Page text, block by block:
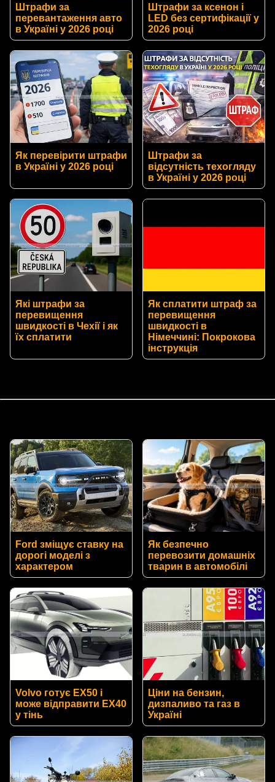
Штрафи за
перевантаження авто
в Україні у 2026 році
Штрафи за ксенон і
LED без сертифікації у
2026 році
Як перевірити штрафи
в Україні у 2026 році
Штрафи за
відсутність техогляду
в Україні у 2026 році
Які штрафи за
перевищення
швидкості в Чехії і як
їх сплатити
Як сплатити штраф за
перевищення
швидкості в
Німеччині: Покрокова
інструкція
Ford зміщує ставку на
дорогі моделі з
характером
Як безпечно
перевозити домашніх
тварин в автомобілі
Volvo готує EX50 і
може відправити EX40
у тінь
Ціни на бензин,
дизпаливо та газ в
Україні